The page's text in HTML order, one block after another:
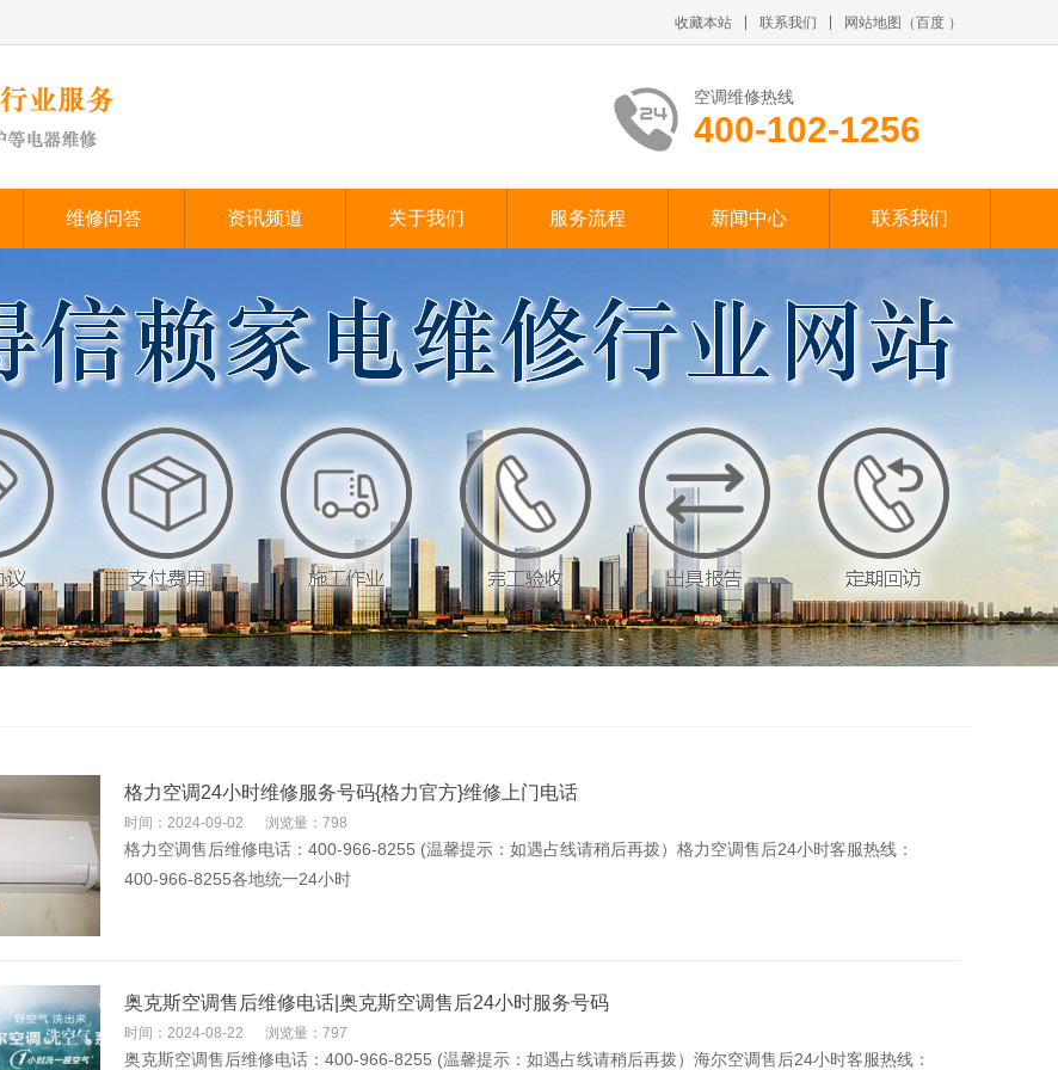
收藏本站 联系我们 网站地图 （百度 ）
空调维修热线
400-102-1256
维修问答 资讯频道 关于我们 服务流程 新闻中心 联系我们
格力空调24小时维修服务号码{格力官方}维修上门电话
时间：2024-09-02 浏览量：798
格力空调售后维修电话：400-966-8255 (温馨提示：如遇占线请稍后再拨）格力空调售后24小时客服热线：
400-966-8255各地统一24小时
奥克斯空调售后维修电话|奥克斯空调售后24小时服务号码
时间：2024-08-22 浏览量：797
奥克斯空调售后维修电话：400-966-8255 (温馨提示：如遇占线请稍后再拨）海尔空调售后24小时客服热线：